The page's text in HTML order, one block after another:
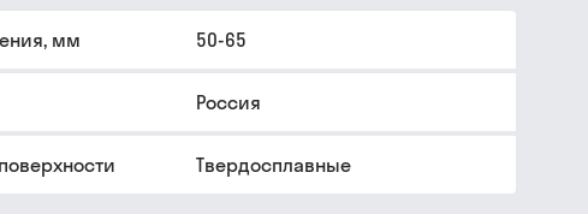
мм 50-65
Россия
Твердосплавные